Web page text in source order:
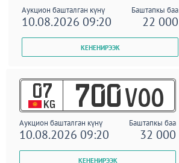
Аукцион башталган күнү Баштапкы баа
10.08.2026 09:20 22 000
07
KG 700 VOO
Аукцион башталган күнү Баштапкы баа
10.08.2026 09:20 32 000